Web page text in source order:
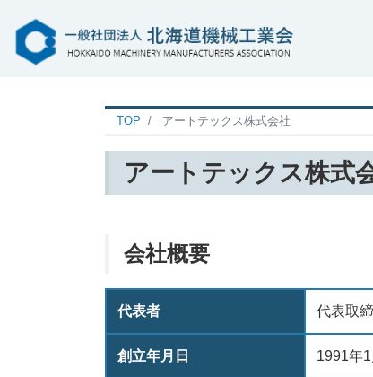
TOP アートテックス株式会社
アートテックス株式
会社概要
代表者 代表取
創立年月日 1991年1